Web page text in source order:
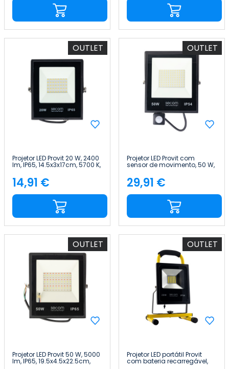
OUTLET
Projetor LED Provit 20 W, 2400
lm, IP65, 14.5x3x17cm, 5700 K,
Preço
14,91 €
OUTLET
Projetor LED Provit com
sensor de movimento, 50 W,
19.5x6.5x26.5cm, 5700 K,
preto, 50 000 h, SECOM
Preço
29,91 €
OUTLET
Projetor LED Provit 50 W, 5000
lm, IP65, 19.5x4.5x22.5cm,
OUTLET
Projetor LED portátil Provit
com bateria recarregável,